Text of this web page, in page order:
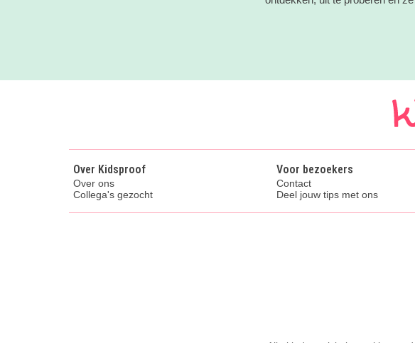
Over Kidsproof
Over ons
Collega's gezocht
Voor bezoekers
Contact
Deel jouw tips met ons